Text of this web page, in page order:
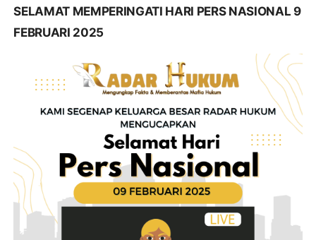
SELAMAT MEMPERINGATI HARI PERS NASIONAL 9
FEBRUARI 2025